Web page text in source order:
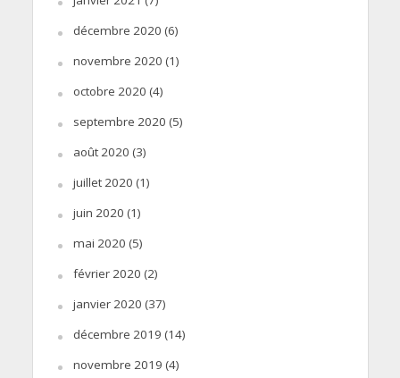
décembre 2020 (6)
novembre 2020 (1)
octobre 2020 (4)
septembre 2020 (5)
août 2020 (3)
juillet 2020 (1)
juin 2020 (1)
mai 2020 (5)
février 2020 (2)
janvier 2020 (37)
décembre 2019 (14)
novembre 2019 (4)